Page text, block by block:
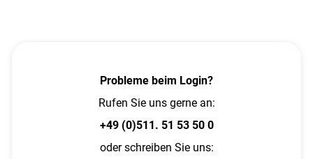
Probleme beim Login?
Rufen Sie uns gerne an:
+49 (0)511. 51 53 50 0
oder schreiben Sie uns: